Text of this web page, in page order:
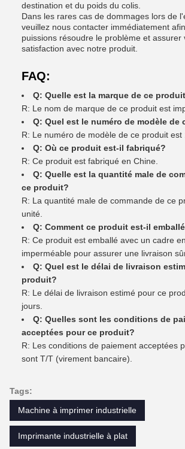
destination et du poids du colis.
Dans les rares cas de dommages lors de
veuillez nous contacter immédiatement
puissions résoudre le problème et assurer
satisfaction avec notre produit.
FAQ:
Q: Quelle est la marque de ce
R: Le nom de marque de ce produit est
Q: Quel est le numéro de modèle de
R: Le numéro de modèle de ce produit est
Q: Où ce produit est-il fabriqué?
R: Ce produit est fabriqué en Chine.
Q: Quelle est la quantité male de
ce produit?
R: La quantité male de commande de ce
unité.
Q: Comment ce produit est-il
R: Ce produit est emballé avec un cadre
imperméable pour assurer une livraison
Q: Quel est le délai de livraison
produit?
R: Le délai de livraison estimé pour ce
jours.
Q: Quelles sont les conditions de
acceptées pour ce produit?
R: Les conditions de paiement acceptées
sont T/T (virement bancaire).
Tags:
Machine à imprimer industrielle
Imprimante industrielle à plat